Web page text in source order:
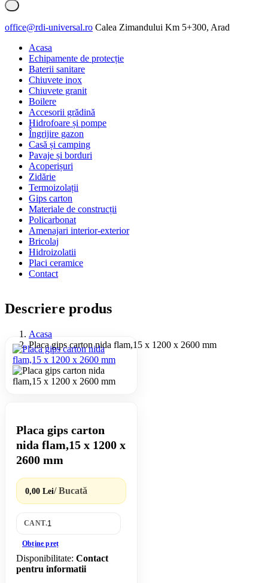
office@rdi-universal.ro Calea Zimandului Km 5+300, Arad
Acasa
Echipamente de protecție
Baterii sanitare
Chiuvete inox
Chiuvete granit
Boilere
Accesorii grădină
Hidrofoare și pompe
Îngrijire gazon
Casă și camping
Pavaje și borduri
Acoperișuri
Zidărie
Termoizolații
Gips carton
Materiale de construcții
Policarbonat
Amenajari interior-exterior
Bricolaj
Hidroizolatii
Placi ceramice
Contact
Descriere produs
Acasa
Placa gips carton nida flam,15 x 1200 x 2600 mm
Placa gips carton
nida flam,15 x 1200 x
2600 mm
0,00 Lei/ Bucată
CANT.
Obține preț
Disponibilitate: Contact
pentru informatii